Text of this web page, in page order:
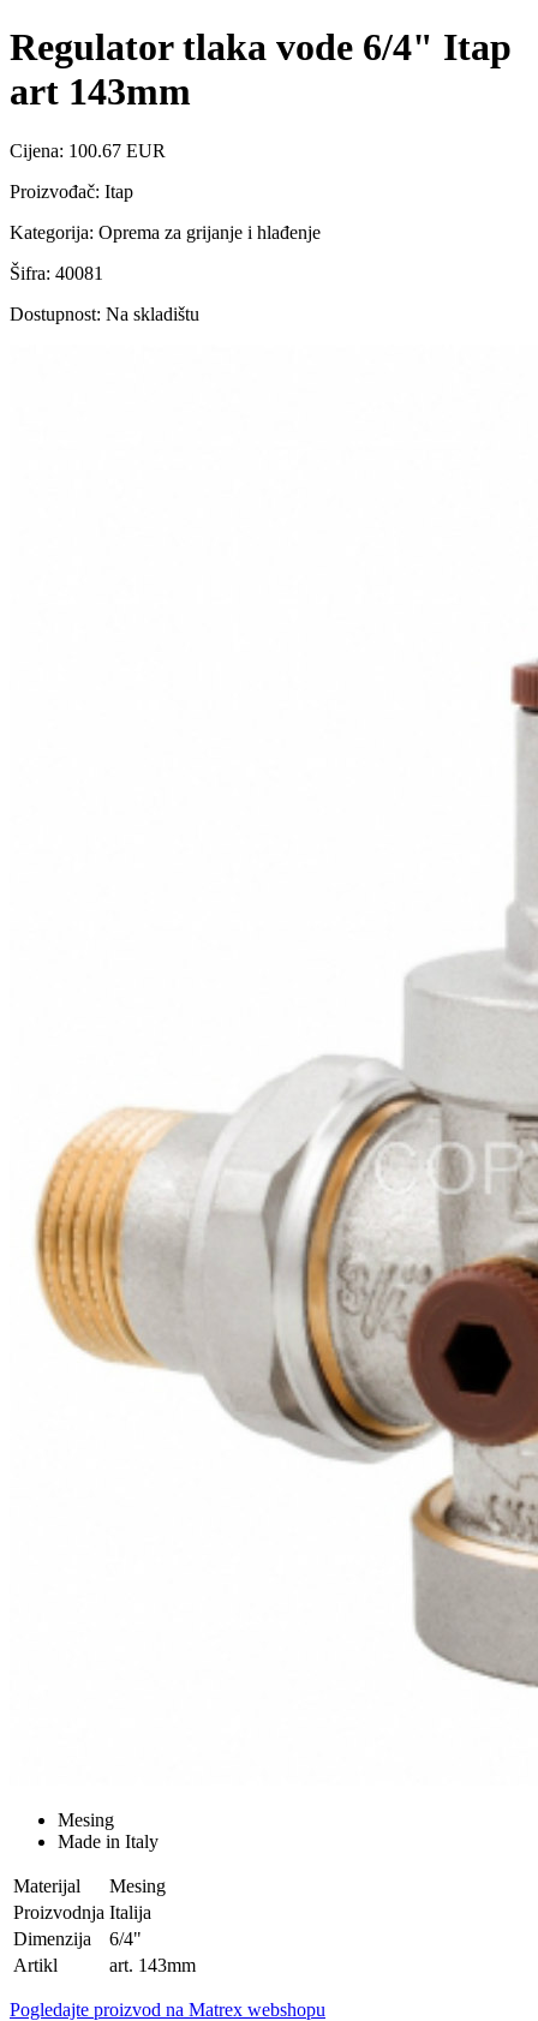
Regulator tlaka vode 6/4" Itap
art 143mm
Cijena: 100.67 EUR
Proizvođač: Itap
Kategorija: Oprema za grijanje i hlađenje
Šifra: 40081
Dostupnost: Na skladištu
Mesing
Made in Italy
Materijal
Mesing
Proizvodnja Italija
Dimenzija
6/4"
Artikl
art. 143mm
Pogledajte proizvod na Matrex webshopu